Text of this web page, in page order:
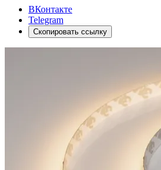
ВКонтакте
Telegram
Скопировать ссылку